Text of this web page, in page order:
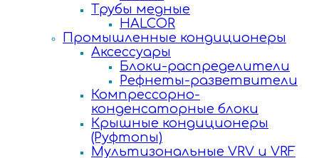
Трубы медные
HALCOR
Промышленные кондиционеры
Аксессуары
Блоки-распределители
Рефнеты-разветвители
Компрессорно-
конденсаторные блоки
Крышные кондиционеры
(Руфтопы)
Мультизональные VRV и VRF